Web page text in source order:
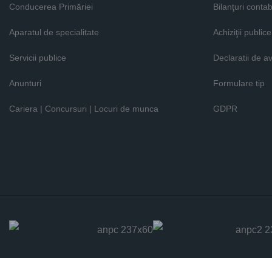
Conducerea Primăriei
Aparatul de specialitate
Servicii publice
Anunturi
Cariera | Concursuri | Locuri de munca
Bilanţuri
Achiziţii publice
Declaratii de
Formulare tip
GDPR